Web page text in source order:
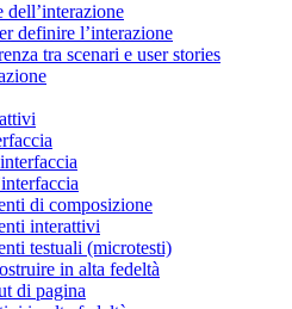
dell’interazione
definire l’interazione
tra scenari e user stories
di composizione
interattivi
testuali (microtesti)
in alta fedeltà
di pagina